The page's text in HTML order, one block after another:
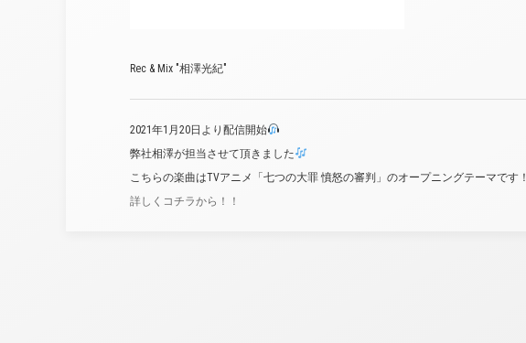
Rec & Mix "相澤光紀"
2021年1月20日より配信開始
弊社相澤が担当させて頂きました
こちらの楽曲はTVアニメ「七つの大罪 憤怒の審判」のオープニングテーマです！
詳しくコチラから！！